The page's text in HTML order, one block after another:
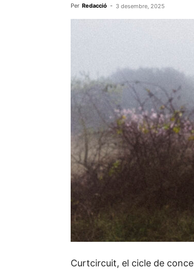
Per Redacció - 3 desembre, 2025
Curtcircuit, el cicle de